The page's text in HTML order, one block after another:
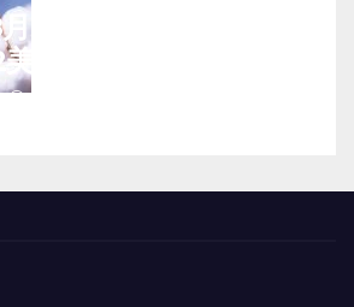
5日(周三)收涨12月合
分/磅
TENG